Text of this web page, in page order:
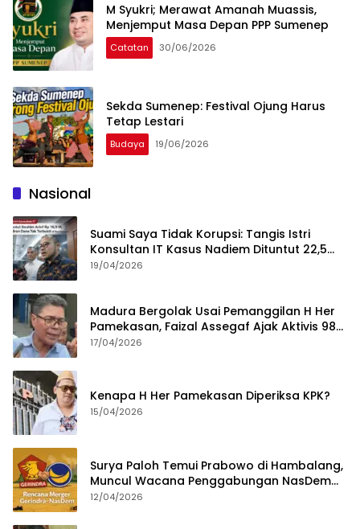
M Syukri; Merawat Amanah Muassis,
Menjemput Masa Depan PPP Sumenep
Catatan 30/06/2026
Sekda Sumenep: Festival Ojung Harus
Tetap Lestari
Budaya 19/06/2026
Nasional
Suami Saya Tidak Korupsi: Tangis Istri
Konsultan IT Kasus Nadiem Dituntut 22,5
Tahun
19/04/2026
Madura Bergolak Usai Pemanggilan H Her
Pamekasan, Faizal Assegaf Ajak Aktivis 98
Bongkar Permainan KPK
17/04/2026
Kenapa H Her Pamekasan Diperiksa KPK?
15/04/2026
Surya Paloh Temui Prabowo di Hambalang,
Muncul Wacana Penggabungan NasDem
dan Gerindra
12/04/2026